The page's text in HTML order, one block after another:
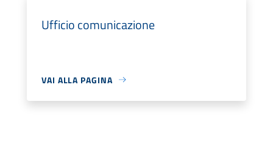
Ufficio comunicazione
VAI ALLA PAGINA